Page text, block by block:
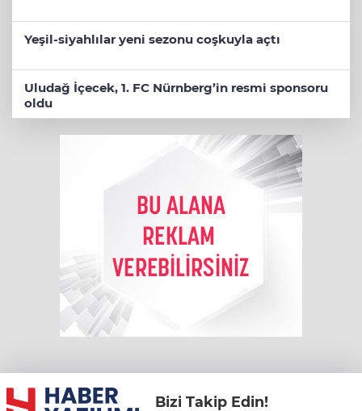
Yeşil-siyahlılar yeni sezonu coşkuyla açtı
Uludağ İçecek, 1. FC Nürnberg’in resmi sponsoru
oldu
Bizi Takip Edin!